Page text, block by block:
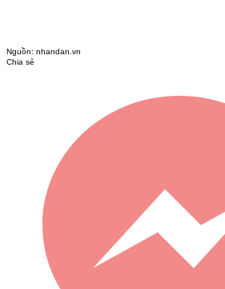
Nguồn: nhandan.vn
Chia sẻ